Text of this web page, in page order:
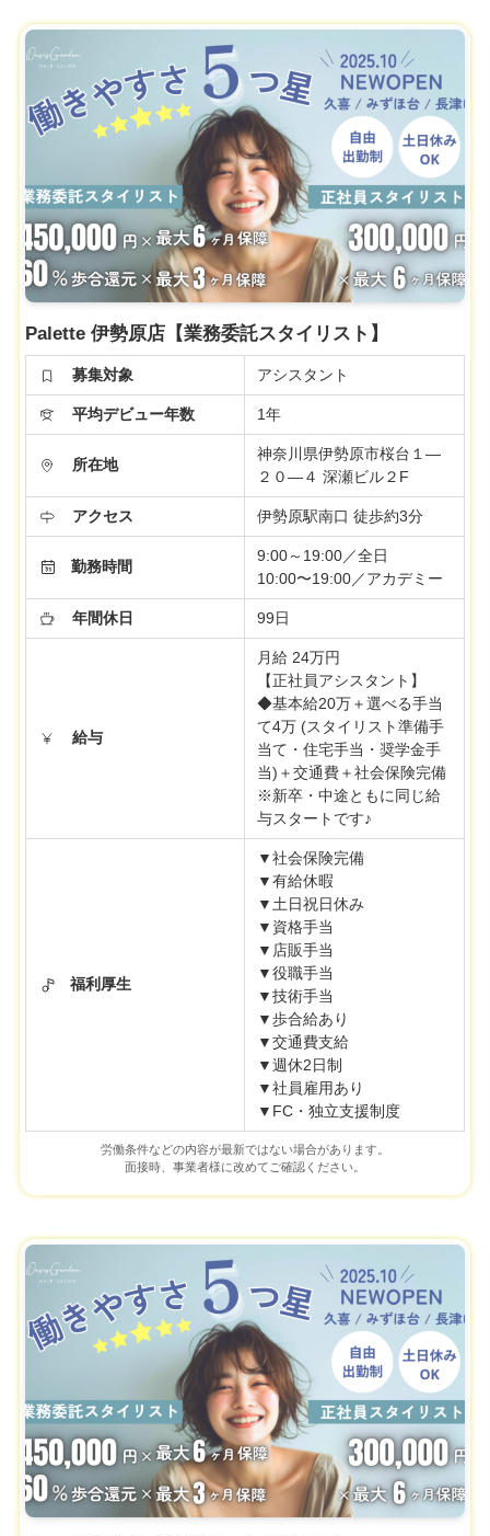
Palette 伊勢原店【業務委託スタイリスト】
募集対象 アシスタント
平均デビュー年数 1年
所在地
神奈川県伊勢原市桜台１―
２０―４ 深瀬ビル２F
アクセス 伊勢原駅南口 徒歩約3分
勤務時間
9:00～19:00／全日
10:00〜19:00／アカデミー
年間休日 99日
給与
月給 24万円
【正社員アシスタント】
◆基本給20万＋選べる手当
て4万 (スタイリスト準備手
当て・住宅手当・奨学金手
当)＋交通費＋社会保険完備
※新卒・中途ともに同じ給
与スタートです♪
福利厚生
▼社会保険完備
▼有給休暇
▼土日祝日休み
▼資格手当
▼店販手当
▼役職手当
▼技術手当
▼歩合給あり
▼交通費支給
▼週休2日制
▼社員雇用あり
▼FC・独立支援制度
労働条件などの内容が最新ではない場合があります。
面接時、事業者様に改めてご確認ください。